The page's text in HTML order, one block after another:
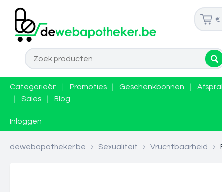
€
Categorieën Promoties Geschenkbonnen
Sales Blog
Inloggen
dewebapotheker.be > Sexualiteit > Vruchtbaarheid >